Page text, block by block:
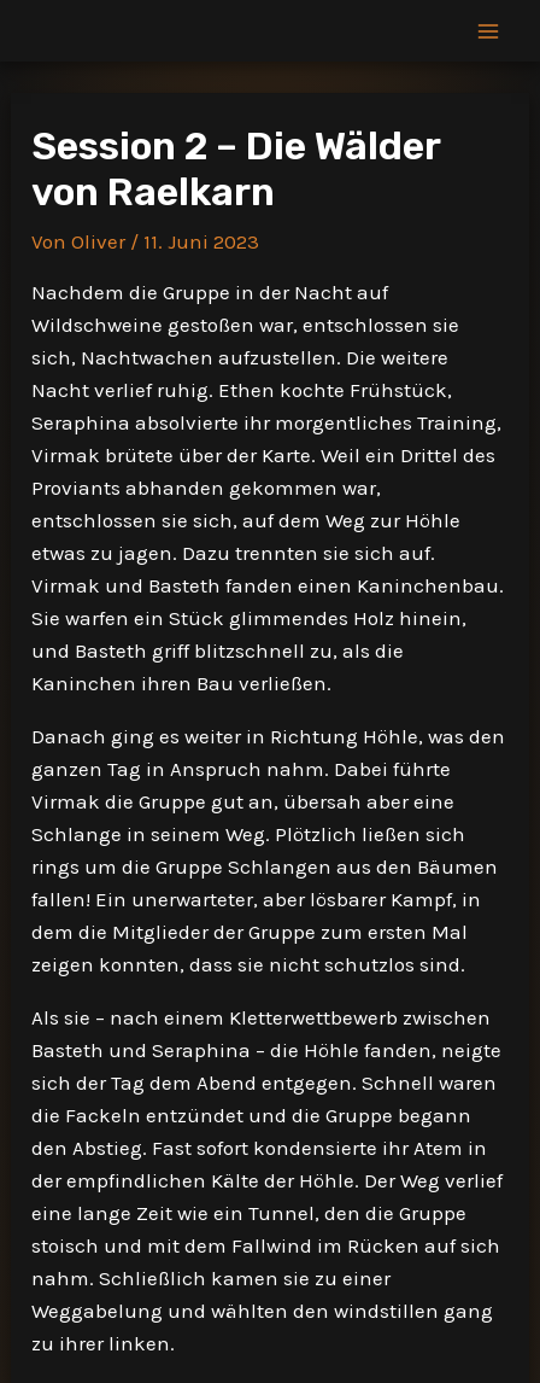
Session 2 – Die Wälder
von Raelkarn
VonOliver / 11. Juni 2023
Nachdem die Gruppe in der Nacht auf
Wildschweine gestoßen war, entschlossen sie
sich, Nachtwachen aufzustellen. Die weitere
Nacht verlief ruhig. Ethen kochte Frühstück,
Seraphina absolvierte ihr morgentliches Training,
Virmak brütete über der Karte. Weil ein Drittel des
Proviants abhanden gekommen war,
entschlossen sie sich, auf dem Weg zur Höhle
etwas zu jagen. Dazu trennten sie sich auf.
Virmak und Basteth fanden einen Kaninchenbau.
Sie warfen ein Stück glimmendes Holz hinein,
und Basteth griff blitzschnell zu, als die
Kaninchen ihren Bau verließen.
Danach ging es weiter in Richtung Höhle, was den
ganzen Tag in Anspruch nahm. Dabei führte
Virmak die Gruppe gut an, übersah aber eine
Schlange in seinem Weg. Plötzlich ließen sich
rings um die Gruppe Schlangen aus den Bäumen
fallen! Ein unerwarteter, aber lösbarer Kampf, in
dem die Mitglieder der Gruppe zum ersten Mal
zeigen konnten, dass sie nicht schutzlos sind.
Als sie – nach einem Kletterwettbewerb zwischen
Basteth und Seraphina – die Höhle fanden, neigte
sich der Tag dem Abend entgegen. Schnell waren
die Fackeln entzündet und die Gruppe begann
den Abstieg. Fast sofort kondensierte ihr Atem in
der empfindlichen Kälte der Höhle. Der Weg verlief
eine lange Zeit wie ein Tunnel, den die Gruppe
stoisch und mit dem Fallwind im Rücken auf sich
nahm. Schließlich kamen sie zu einer
Weggabelung und wählten den windstillen gang
zu ihrer linken.